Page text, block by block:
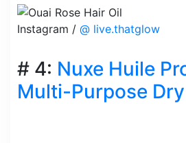
Instagram / @ live.thatglow
# 4: Nuxe Huile
Multi-Purpose